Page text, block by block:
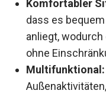
trocken und
Komfortabler
geschnitten,
hauteng anliegt,
genießt.